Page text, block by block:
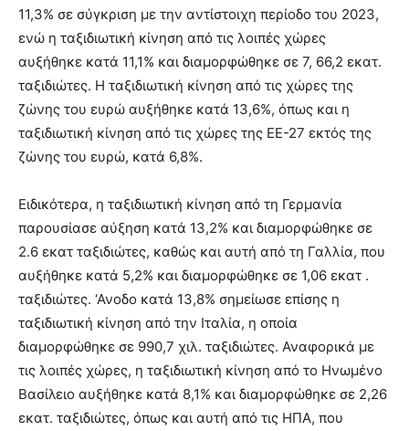
11,3% σε σύγκριση με την αντίστοιχη περίοδο του 2023,
ενώ η ταξιδιωτική κίνηση από τις λοιπές χώρες
αυξήθηκε κατά 11,1% και διαμορφώθηκε σε 7, 66,2 εκατ.
ταξιδιώτες. Η ταξιδιωτική κίνηση από τις χώρες της
ζώνης του ευρώ αυξήθηκε κατά 13,6%, όπως και η
ταξιδιωτική κίνηση από τις χώρες της ΕΕ-27 εκτός της
ζώνης του ευρώ, κατά 6,8%.
Ειδικότερα, η ταξιδιωτική κίνηση από τη Γερμανία
παρουσίασε αύξηση κατά 13,2% και διαμορφώθηκε σε
2.6 εκατ ταξιδιώτες, καθώς και αυτή από τη Γαλλία, που
αυξήθηκε κατά 5,2% και διαμορφώθηκε σε 1,06 εκατ .
ταξιδιώτες. ‘Ανοδο κατά 13,8% σημείωσε επίσης η
ταξιδιωτική κίνηση από την Ιταλία, η οποία
διαμορφώθηκε σε 990,7 χιλ. ταξιδιώτες. Αναφορικά με
τις λοιπές χώρες, η ταξιδιωτική κίνηση από το Ηνωμένο
Βασίλειο αυξήθηκε κατά 8,1% και διαμορφώθηκε σε 2,26
εκατ. ταξιδιώτες, όπως και αυτή από τις ΗΠΑ, που